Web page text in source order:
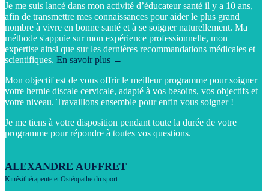
Je me suis lancé dans mon activité d’éducateur santé il y a 10 ans,
afin de transmettre mes connaissances pour aider le plus grand
nombre à vivre en bonne santé et à se soigner naturellement. Ma
méthode s'appuie sur mon expérience professionnelle, mon
expertise ainsi que sur les dernières recommandations médicales et
scientifiques. En savoir plus →
Mon objectif est de vous offrir le meilleur programme pour soigner
votre hernie discale cervicale, adapté à vos besoins, vos objectifs et
votre niveau. Travaillons ensemble pour enfin vous soigner !
Je me tiens à votre disposition pendant toute la durée de votre
programme pour répondre à toutes vos questions.
ALEXANDRE AUFFRET
Kinésithérapeute et Ostéopathe du sport